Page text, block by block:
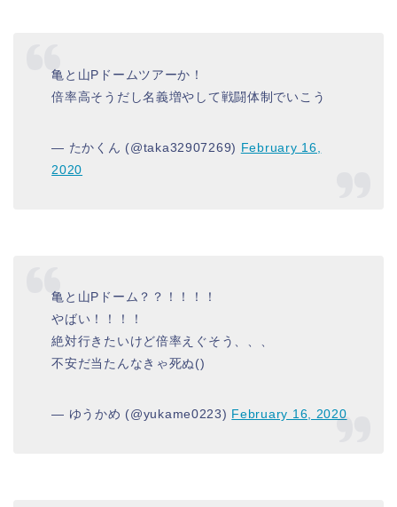
亀と山Pドームツアーか！
倍率高そうだし名義増やして戦闘体制でいこう
— たかくん (@taka32907269) February 16,
2020
亀と山Pドーム？？！！！！
やばい！！！！
絶対行きたいけど倍率えぐそう、、、
不安だ当たんなきゃ死ぬ()
— ゆうかめ (@yukame0223) February 16, 2020